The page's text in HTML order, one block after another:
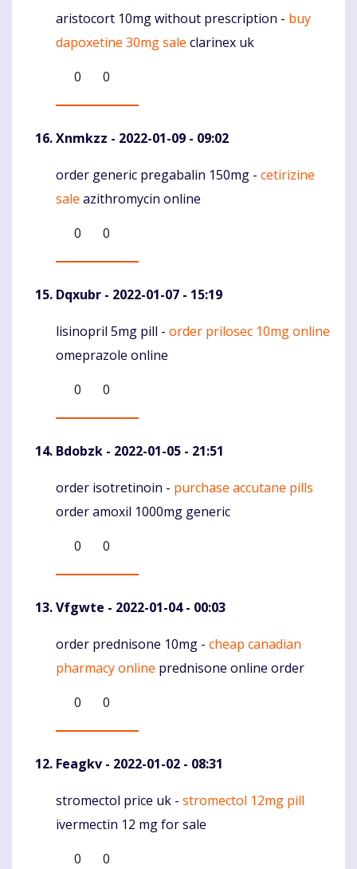
Komentaras
aristocort 10mg without prescription - buy
dapoxetine 30mg sale clarinex uk
0
0
Xnmkzz - 2022-01-09 - 09:02
Komentaras
order generic pregabalin 150mg - cetirizine
sale azithromycin online
0
0
Dqxubr - 2022-01-07 - 15:19
Komentaras
lisinopril 5mg pill - order prilosec 10mg online
omeprazole online
0
0
Bdobzk - 2022-01-05 - 21:51
Komentaras
order isotretinoin - purchase accutane pills
order amoxil 1000mg generic
0
0
Vfgwte - 2022-01-04 - 00:03
Komentaras
order prednisone 10mg - cheap canadian
pharmacy online prednisone online order
0
0
Feagkv - 2022-01-02 - 08:31
Komentaras
stromectol price uk - stromectol 12mg pill
ivermectin 12 mg for sale
0
0